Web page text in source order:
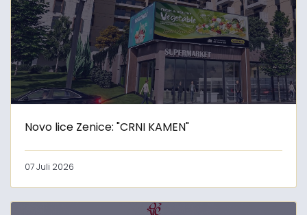
Novo lice Zenice: "CRNI KAMEN"
07 Juli 2026